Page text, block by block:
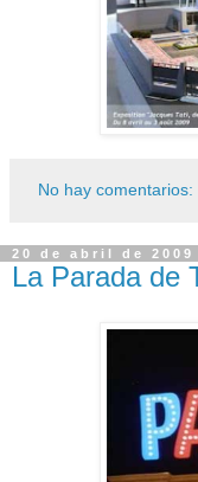
No hay comentarios:
20 de abril de 2009
La Parada de